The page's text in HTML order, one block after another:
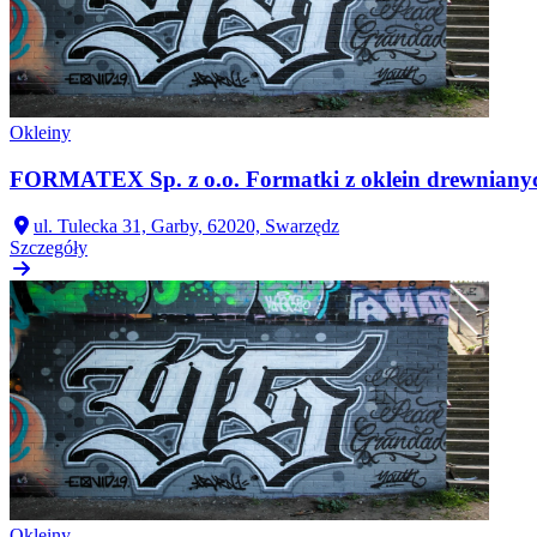
Okleiny
FORMATEX Sp. z o.o. Formatki z oklein
ul. Tulecka 31, Garby, 62020, Swarzędz
Szczegóły